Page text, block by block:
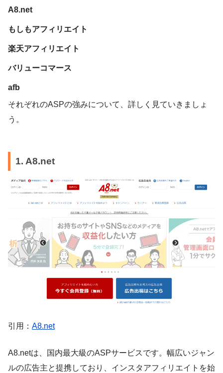
A8.net
もしもアフィリエイト
楽天アフィリエイト
バリューコマース
afb
それぞれのASPの強みについて、詳しく見ていきましょ
う。
1. A8.net
引用： A8.net
A8.netは、国内最大級のASPサービスです。幅広いジャン
ルの広告主と提携しており、インスタアフィリエイトを始